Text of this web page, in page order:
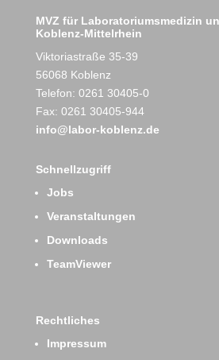
MVZ für Laboratoriumsmedizin
Koblenz-Mittelrhein
Viktoriastraße 35-39
56068 Koblenz
Telefon: 0261 30405-0
Fax: 0261 30405-944
info@labor-koblenz.de
Schnellzugriff
Jobs
Veranstaltungen
Downloads
TeamViewer
Rechtliches
Impressum